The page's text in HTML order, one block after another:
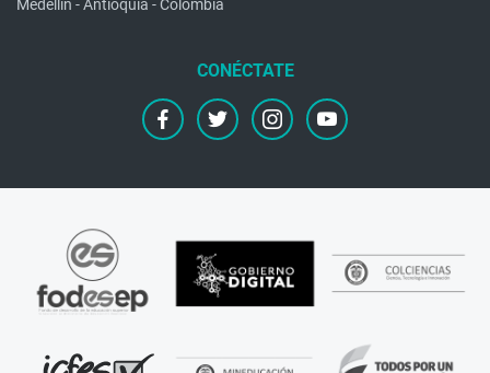
Medellín - Antioquia - Colombia